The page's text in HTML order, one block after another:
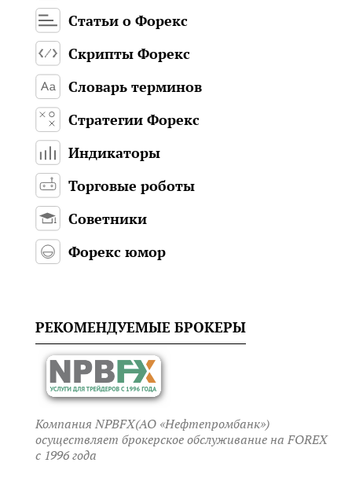
Статьи о Форекс
Скрипты Форекс
Словарь терминов
Стратегии Форекс
Индикаторы
Торговые роботы
Советники
Форекс юмор
РЕКОМЕНДУЕМЫЕ БРОКЕРЫ
Компания NPBFX(АО «Нефтепромбанк»)
осуществляет брокерское обслуживание на FOREX
c 1996 года